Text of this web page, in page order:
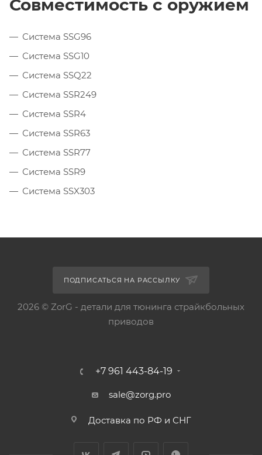
Совместимость с оружием
Система SSG96
Система SSG10
Система SSQ22
Система SSR249
Система SSR4
Система SSR63
Система SSR77
Система SSR9
Система SSX303
ПОДПИСАТЬСЯ НА РАССЫЛКУ
2026 © ZorG - детали для тюнинга страйкбольных
приводов
+7 961 443-84-19
sale@zorg.pro
Доставка по РФ и СНГ